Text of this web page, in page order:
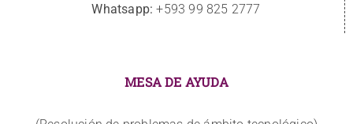
Whatsapp: +593 99 825 2777
MESA DE AYUDA